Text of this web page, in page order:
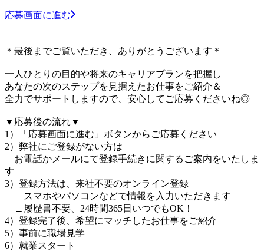
応募画面に進む
＊最後までご覧いただき、ありがとうございます＊
一人ひとりの目的や将来のキャリアプランを把握し
あなたの次のステップを見据えたお仕事をご紹介＆
全力でサポートしますので、安心してご応募くださいね◎
▼応募後の流れ▼
1）「応募画面に進む」ボタンからご応募ください
2）弊社にご登録がない方は
お電話かメールにて登録手続きに関するご案内をいたしま
す
3）登録方法は、来社不要のオンライン登録
∟スマホやパソコンなどで情報を入力いただきます
∟履歴書不要、24時間365日いつでもOK！
4）登録完了後、希望にマッチしたお仕事をご紹介
5）事前に職場見学
6）就業スタート